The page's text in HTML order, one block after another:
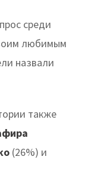
среди
любимым
назвали
также
(26%) и